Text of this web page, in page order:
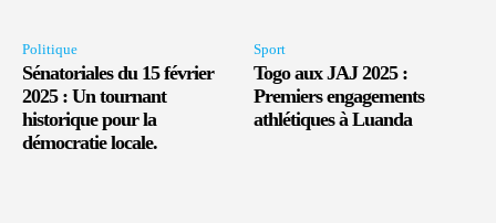
Politique
Sénatoriales du 15 février
2025 : Un tournant
historique pour la
démocratie locale.
Sport
Togo aux JAJ 2025 :
Premiers engagements
athlétiques à Luanda